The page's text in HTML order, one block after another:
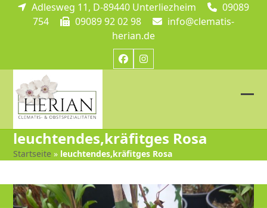
Skip
Adlesweg 11, D-89440 Unterliezheim
09089
754
09089 92 02 98
info@clematis-
herian.de
FacebookInstagram
leuchtendes,kräfitges Rosa
Startseite » leuchtendes,kräfitges Rosa